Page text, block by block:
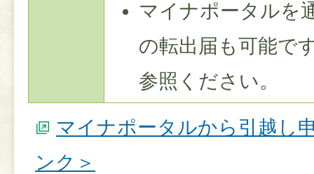
マイナポータルを
の転出届も可能で
参照ください。
マイナポータルから引越し
ンク＞